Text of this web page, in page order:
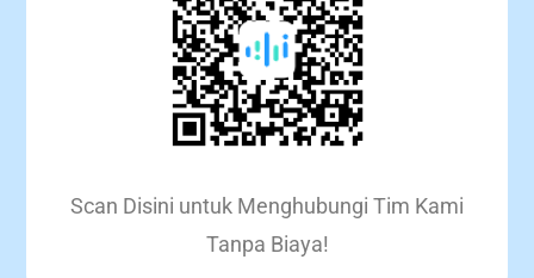
Scan Disini untuk Menghubungi Tim Kami
Tanpa Biaya!